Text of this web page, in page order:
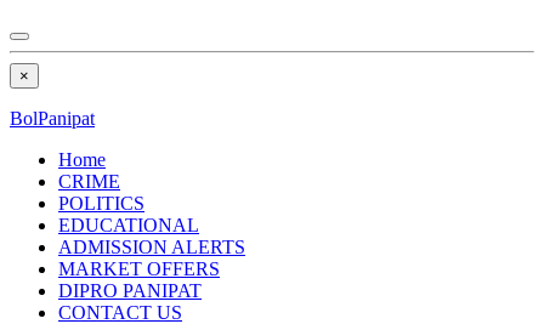
×
BolPanipat
Home
CRIME
POLITICS
EDUCATIONAL
ADMISSION ALERTS
MARKET OFFERS
DIPRO PANIPAT
CONTACT US